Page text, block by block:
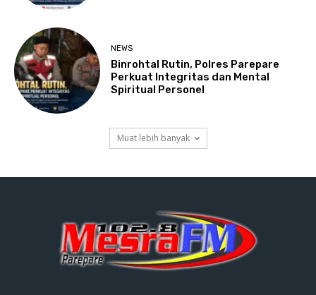
NEWS
Binrohtal Rutin, Polres Parepare
Perkuat Integritas dan Mental
Spiritual Personel
Muat lebih banyak